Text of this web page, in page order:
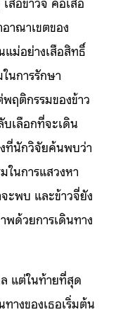
าณาเขตของ
ม่อย่างเสือสิทธิ์
นการรักษา
ฤติกรรมของข้าว
เลือกที่จะเดิน
ที่นักวิจัยค้นพบว่า
ในการแสวงหา
ะพบ และข้าวจี่ยัง
ด้วยการเดินทาง
ล แต่ในท้ายที่สุด
างของเธอเริ่มต้น